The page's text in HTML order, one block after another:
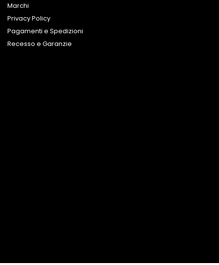
Marchi
Privacy Policy
Pagamenti e Spedizioni
Recesso e Garanzie